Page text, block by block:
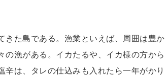
きた島である。漁業といえば、周囲は豊か
漁がある。イカたるや、イカ様の方から
は、タレの仕込みも入れたら一年がかり